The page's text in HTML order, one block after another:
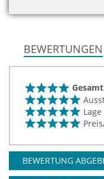
BEWERTUNGEN
Lage
BEWERTUNG